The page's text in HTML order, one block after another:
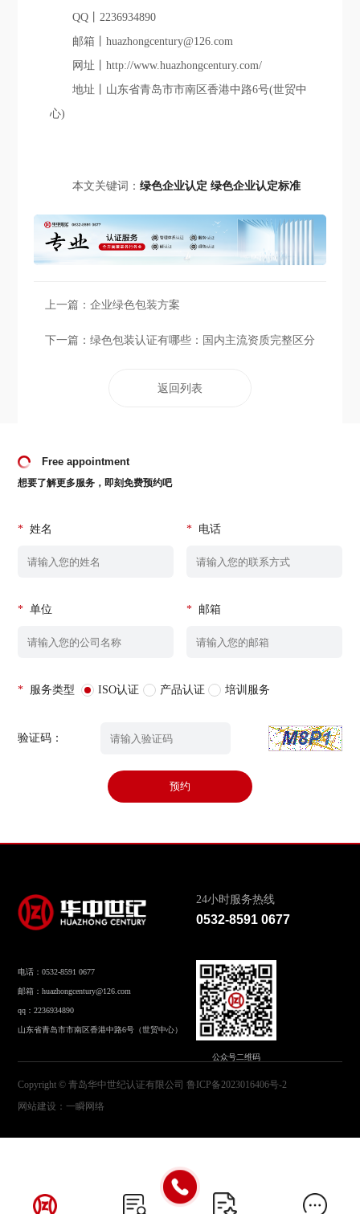
QQ丨2236934890
邮箱丨huazhongcentury@126.com
网址丨http://www.huazhongcentury.com/
地址丨山东省青岛市市南区香港中路6号(世贸中
心)
本文关键词：绿色企业认定 绿色企业认定标准
上一篇： 企业绿色包装方案
下一篇： 绿色包装认证有哪些：国内主流资质完整区分
返回列表
Free appointment
想要了解更多服务，即刻免费预约吧
* 姓名 * 电话
* 单位 * 邮箱
* 服务类型 ISO认证 产品认证 培训服务
验证码：
预约
24小时服务热线
0532-8591 0677
电话：0532-8591 0677
邮箱：huazhongcentury@126.com
qq：2236934890
山东省青岛市市南区香港中路6号（世贸中心）
公众号二维码
Copyright © 青岛华中世纪认证有限公司鲁ICP备2023016406号-2
网站建设 ：一瞬网络